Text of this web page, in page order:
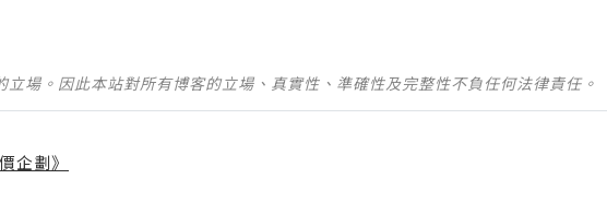
場。因此本站對所有博客的立場、真實性、準確性及完整性不負任何法律責任。
企劃》